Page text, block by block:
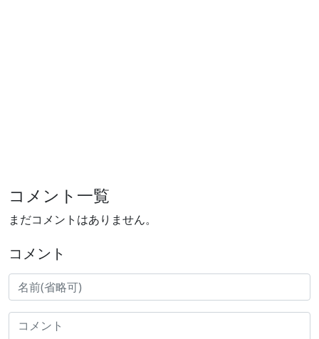
コメント一覧
まだコメントはありません。
コメント